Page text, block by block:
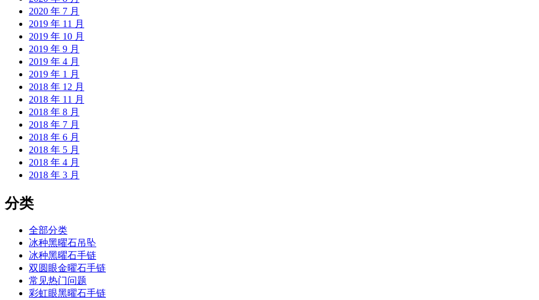
2020 年 7 月
2019 年 11 月
2019 年 10 月
2019 年 9 月
2019 年 4 月
2019 年 1 月
2018 年 12 月
2018 年 11 月
2018 年 8 月
2018 年 7 月
2018 年 6 月
2018 年 5 月
2018 年 4 月
2018 年 3 月
分类
全部分类
冰种黑曜石吊坠
冰种黑曜石手链
双圆眼金曜石手链
常见热门问题
彩虹眼黑曜石手链